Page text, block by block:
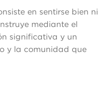
en sentirse bien ni
mediante el
significativa y un
y la comunidad que